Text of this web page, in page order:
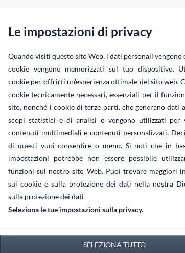
Le impostazioni di privacy
Quando visiti questo sito Web, i dati personali vengono
cookie vengono memorizzati sul tuo dispositivo.
cookie per offrirti un'esperienza ottimale del sito web.
cookie tecnicamente necessari, essenziali per il
sito, nonché i cookie di terze parti, che generano dati
scopi statistici e di analisi o vengono utilizzati per
contenuti multimediali e contenuti personalizzati.
di questi vuoi consentire o meno. Si noti che in
impostazioni potrebbe non essere possibile
funzioni sul nostro sito Web. Puoi trovare maggiori
sui cookie e sulla protezione dei dati nella nostra
sulla protezione dei dati
Seleziona le tue impostazioni sulla privacy.
Aree di attività Diritto